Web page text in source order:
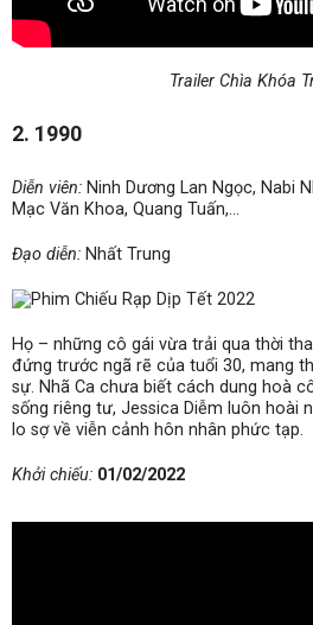
Trailer Chìa Khóa
2. 1990
Diễn viên: Ninh Dương Lan Ngọc, Nabi
Mạc Văn Khoa, Quang Tuấn,…
Đạo diễn: Nhất Trung
Họ – những cô gái vừa trải qua thời
đứng trước ngã rẽ của tuổi 30, mang
sự. Nhã Ca chưa biết cách dung hoà
sống riêng tư, Jessica Diễm luôn hoài
lo sợ về viễn cảnh hôn nhân phức tạp.
Khởi chiếu: 01/02/2022